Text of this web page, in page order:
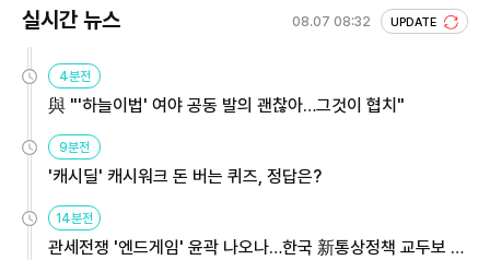
실시간 뉴스 08.07 08:32 UPDATE
4분전
與 "'하늘이법' 여야 공동 발의 괜찮아…그것이 협치"
9분전
'캐시딜' 캐시워크 돈 버는 퀴즈, 정답은?
14분전
관세전쟁 '엔드게임' 윤곽 나오나…한국 新통상정책 교두보 활